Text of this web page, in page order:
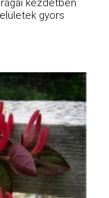
kezdetben
gyors